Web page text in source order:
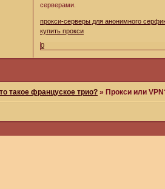
серверами.
прокси-серверы для анонимного
купить прокси
0
такое француское трио? » Прокси или